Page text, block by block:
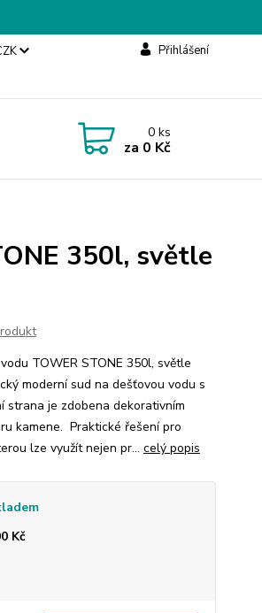
Přihlášení
0ks
za 0 Kč
350l, světle
TOWER STONE 350l, světle
moderní sud na dešťovou vodu s
strana je zdobena dekorativním
kamene. Praktické řešení pro
lze využít nejen pr... celý popis
Kč